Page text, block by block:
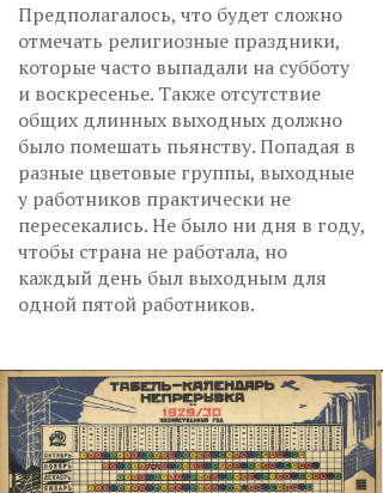
Предполагалось, что будет сложно
отмечать религиозные праздники,
которые часто выпадали на субботу
и воскресенье. Также отсутствие
общих длинных выходных должно
было помешать пьянству. Попадая в
разные цветовые группы, выходные
у работников практически не
пересекались. Не было ни дня в году,
чтобы страна не работала, но
каждый день был выходным для
одной пятой работников.